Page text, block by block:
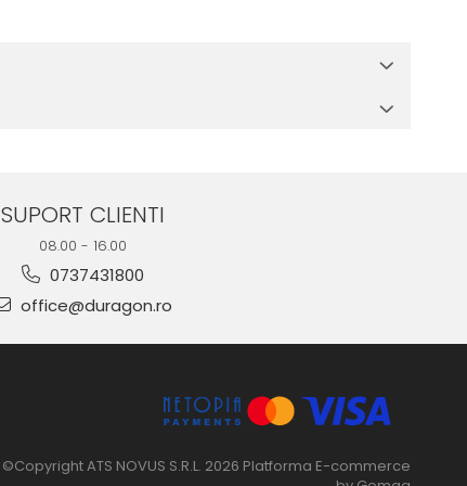
SUPORT CLIENTI
08.00 - 16.00
0737431800
office@duragon.ro
©Copyright ATS NOVUS S.R.L. 2026 Platforma E-commerce